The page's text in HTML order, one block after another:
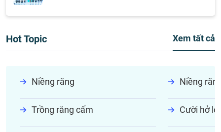
Hot Topic Xem tất cả
Niềng răng Niềng
Trồng răng cấm Cười hở lợi